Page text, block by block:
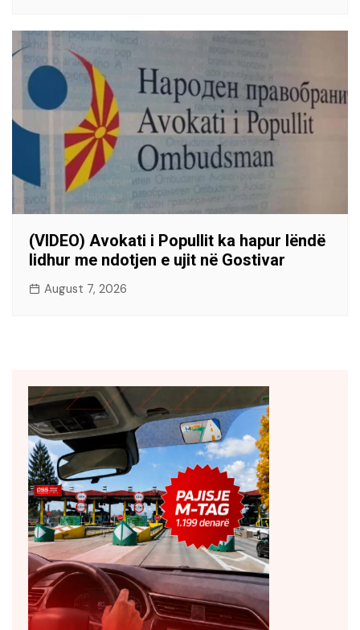
(VIDEO) Avokati i Popullit ka hapur lëndë
lidhur me ndotjen e ujit në Gostivar
August 7, 2026